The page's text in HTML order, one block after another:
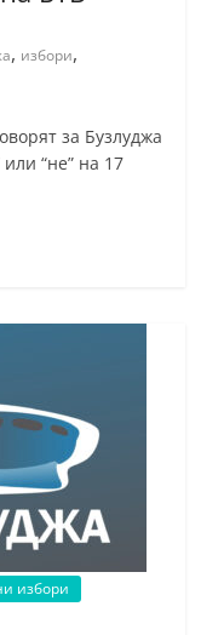
, избори,
за Бузлуджа
“не” на 17
избори